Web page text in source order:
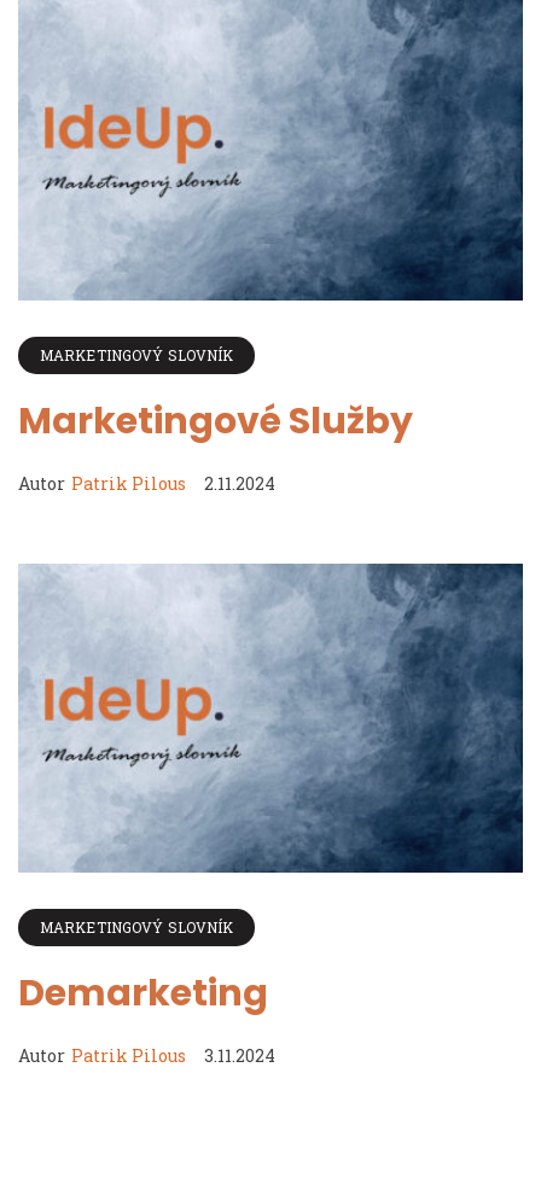
MARKETINGOVÝ SLOVNÍK
Marketingové Služby
Autor Patrik Pilous 2.11.2024
MARKETINGOVÝ SLOVNÍK
Demarketing
Autor Patrik Pilous 3.11.2024